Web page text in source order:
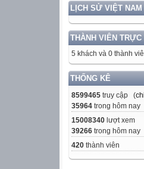
LỊCH SỬ VIỆT NAM
THÀNH VIÊN TRỰC
5 khách và 0 thành
THỐNG KÊ
8599465 truy cập (
35964 trong hôm nay
15008340 lượt xem
39266 trong hôm nay
420 thành viên